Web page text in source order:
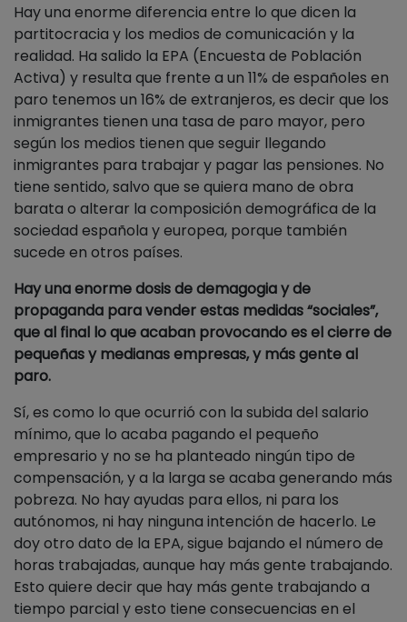
Hay una enorme diferencia entre lo que dicen la
partitocracia y los medios de comunicación y la
realidad. Ha salido la EPA (Encuesta de Población
Activa) y resulta que frente a un 11% de españoles en
paro tenemos un 16% de extranjeros, es decir que los
inmigrantes tienen una tasa de paro mayor, pero
según los medios tienen que seguir llegando
inmigrantes para trabajar y pagar las pensiones. No
tiene sentido, salvo que se quiera mano de obra
barata o alterar la composición demográfica de la
sociedad española y europea, porque también
sucede en otros países.
Hay una enorme dosis de demagogia y de
propaganda para vender estas medidas “sociales”,
que al final lo que acaban provocando es el cierre de
pequeñas y medianas empresas, y más gente al
paro.
Sí, es como lo que ocurrió con la subida del salario
mínimo, que lo acaba pagando el pequeño
empresario y no se ha planteado ningún tipo de
compensación, y a la larga se acaba generando más
pobreza. No hay ayudas para ellos, ni para los
autónomos, ni hay ninguna intención de hacerlo. Le
doy otro dato de la EPA, sigue bajando el número de
horas trabajadas, aunque hay más gente trabajando.
Esto quiere decir que hay más gente trabajando a
tiempo parcial y esto tiene consecuencias en el